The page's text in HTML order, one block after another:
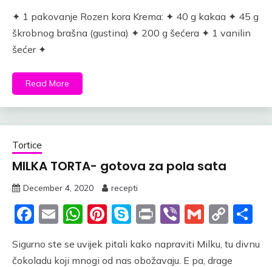
✦ 1 pakovanje Rozen kora Krema: ✦ 40 g kakaa ✦ 45 g
škrobnog brašna (gustina) ✦ 200 g šećera ✦ 1 vanilin
šećer ✦
Read More
Tortice
MILKA TORTA- gotova za pola sata
December 4, 2020 recepti
Facebook
EmailWhatsApp
Pinterest
Skype
PrintViberGmail
Link
Sigurno ste se uvijek pitali kako napraviti Milku, tu divnu
čokoladu koji mnogi od nas obožavaju. E pa, drage